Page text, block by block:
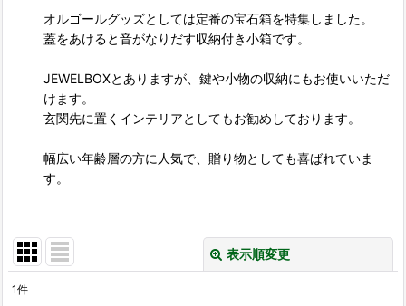
オルゴールグッズとしては定番の宝石箱を特集しました。
蓋をあけると音がなりだす収納付き小箱です。
JEWELBOXとありますが、鍵や小物の収納にもお使いいただ
けます。
玄関先に置くインテリアとしてもお勧めしております。
幅広い年齢層の方に人気で、贈り物としても喜ばれていま
す。
表示順変更
1件